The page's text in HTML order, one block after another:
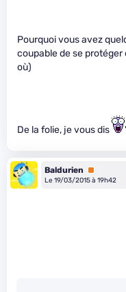
Pourquoi vous avez
coupable de se protéger
où)
De la folie, je vous dis
Baldurien
Premium
Le 19/03/2015 à 19h42